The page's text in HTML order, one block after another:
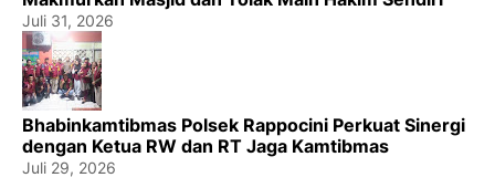
Juli 31, 2026
Bhabinkamtibmas Polsek Rappocini Perkuat Sinergi
dengan Ketua RW dan RT Jaga Kamtibmas
Juli 29, 2026